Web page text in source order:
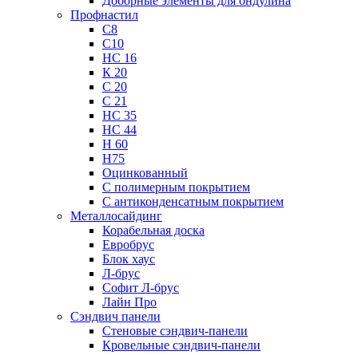
Профнастил
С8
С10
НС 16
К 20
С 20
С 21
НС 35
НС 44
Н 60
Н75
Оцинкованный
С полимерным покрытием
С антиконденсатным покрытием
Металлосайдинг
Корабельная доска
Евробрус
Блок хаус
Л-брус
Софит Л-брус
Лайн Про
Сэндвич панели
Стеновые сэндвич-панели
Кровельные сэндвич-панели